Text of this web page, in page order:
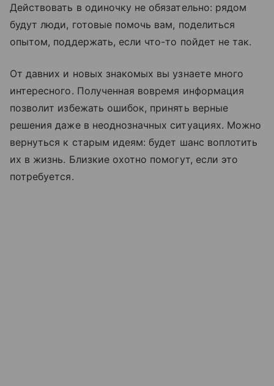
Действовать в одиночку не обязательно: рядом
будут люди, готовые помочь вам, поделиться
опытом, поддержать, если что-то пойдет не так.
От давних и новых знакомых вы узнаете много
интересного. Полученная вовремя информация
позволит избежать ошибок, принять верные
решения даже в неоднозначных ситуациях. Можно
вернуться к старым идеям: будет шанс воплотить
их в жизнь. Близкие охотно помогут, если это
потребуется.